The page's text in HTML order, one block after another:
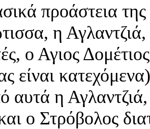
της
η
ο Αγιος
είναι
αυτά η
ο Στρόβολος